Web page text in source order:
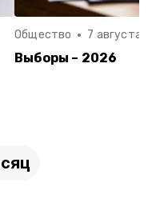
Общество 7 августа ,
Выборы – 2026